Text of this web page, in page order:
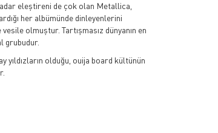
eleştireni de çok olan Metallica,
her albümünde dinleyenlerini
olmuştur. Tartışmasız dünyanın en
grubudur.
yıldızların olduğu, ouija board kültünün